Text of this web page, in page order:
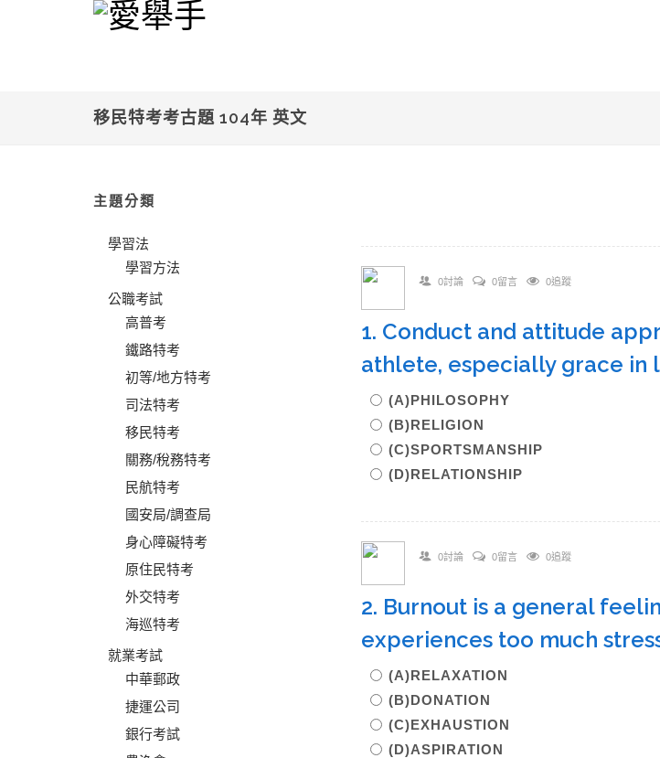
移民特考考古題 104年 英文
主題分類
學習法
學習方法
公職考試
高普考
鐵路特考
初等/地方特考
司法特考
移民特考
關務/稅務特考
民航特考
國安局/調查局
身心障礙特考
原住民特考
外交特考
海巡特考
就業考試
中華郵政
捷運公司
銀行考試
0討論 0留言 0追蹤
1. Conduct and attitude
athlete, especially grace in
(A)PHILOSOPHY
(B)RELIGION
(C)SPORTSMANSHIP
(D)RELATIONSHIP
0討論 0留言 0追蹤
2. Burnout is a general
experiences too much
(A)RELAXATION
(B)DONATION
(C)EXHAUSTION
(D)ASPIRATION